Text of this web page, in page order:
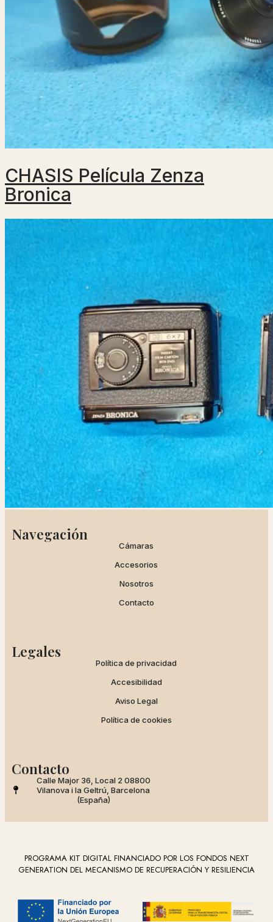
CHASIS Película Zenza
Bronica
Navegación
Cámaras
Accesorios
Nosotros
Contacto
Legales
Política de privacidad
Accesibilidad
Aviso Legal
Política de cookies
Contacto
Calle Major 36, Local 2 08800
Vilanova i la Geltrú, Barcelona
(España)
PROGRAMA KIT DIGITAL FINANCIADO POR LOS FONDOS NEXT
GENERATION DEL MECANISMO DE RECUPERACIÓN Y RESILIENCIA